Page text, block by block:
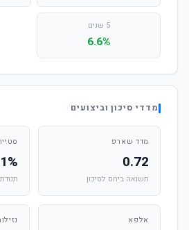
5 שנים
6.6%
מדדי סיכון וביצועים
מדד שארפ
0.72
תשואה ביחס לסיכון
אלפא